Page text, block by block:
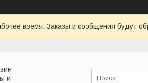
время. Заказы и сообщения будут
и